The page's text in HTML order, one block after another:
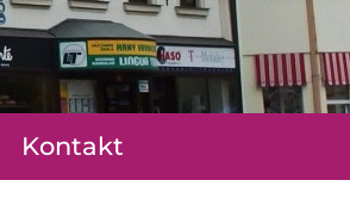
Kontakt